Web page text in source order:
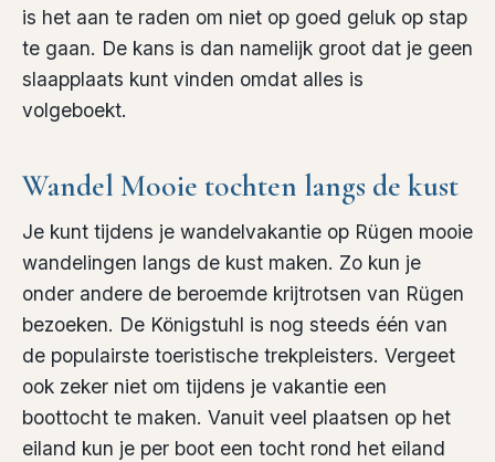
is het aan te raden om niet op goed geluk op stap
te gaan. De kans is dan namelijk groot dat je geen
slaapplaats kunt vinden omdat alles is
volgeboekt.
Wandel Mooie tochten langs de kust
Je kunt tijdens je wandelvakantie op Rügen mooie
wandelingen langs de kust maken. Zo kun je
onder andere de beroemde krijtrotsen van Rügen
bezoeken. De Königstuhl is nog steeds één van
de populairste toeristische trekpleisters. Vergeet
ook zeker niet om tijdens je vakantie een
boottocht te maken. Vanuit veel plaatsen op het
eiland kun je per boot een tocht rond het eiland